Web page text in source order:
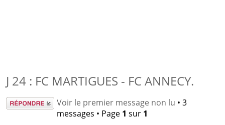
J 24 : FC MARTIGUES - FC ANNECY.
Répondre Voir le premier message non lu • 3
messages • Page 1 sur 1